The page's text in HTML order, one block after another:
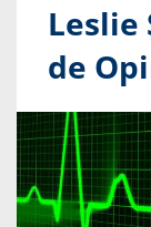
Leslie
de